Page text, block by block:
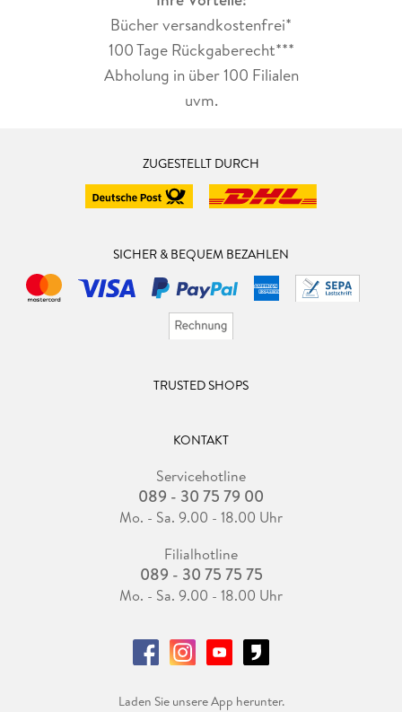
Bücher versandkostenfrei*
100 Tage Rückgaberecht***
Abholung in über 100 Filialen
uvm.
ZUGESTELLT DURCH
SICHER & BEQUEM BEZAHLEN
TRUSTED SHOPS
KONTAKT
Servicehotline
089 - 30 75 79 00
Mo. - Sa. 9.00 - 18.00 Uhr
Filialhotline
089 - 30 75 75 75
Mo. - Sa. 9.00 - 18.00 Uhr
Laden Sie unsere App herunter.